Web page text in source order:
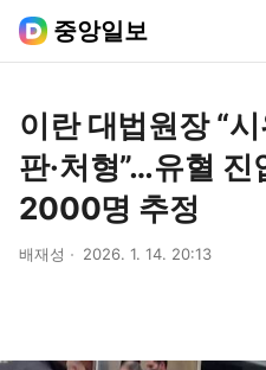
중앙일보
이란 대법원장 “
판·처형”…유혈 진
2000명 추정
배재성 2026. 1. 14. 20:13